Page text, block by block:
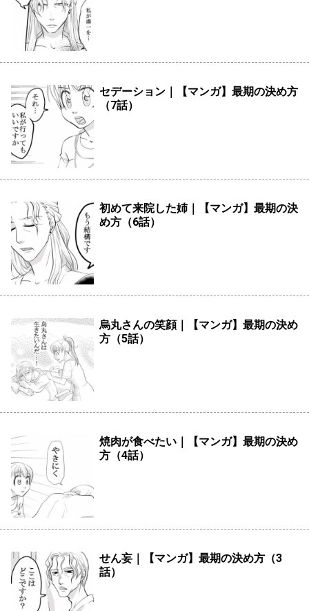
セデーション｜【マンガ】最期の決め方
（7話）
初めて来院した姉｜【マンガ】最期の決
め方（6話）
烏丸さんの笑顔｜【マンガ】最期の決め
方（5話）
焼肉が食べたい｜【マンガ】最期の決め
方（4話）
せん妄｜【マンガ】最期の決め方（3
話）